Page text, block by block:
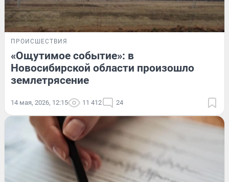
ПРОИСШЕСТВИЯ
«Ощутимое событие»: в
Новосибирской области произошло
землетрясение
14 мая, 2026, 12:15 11 412 24